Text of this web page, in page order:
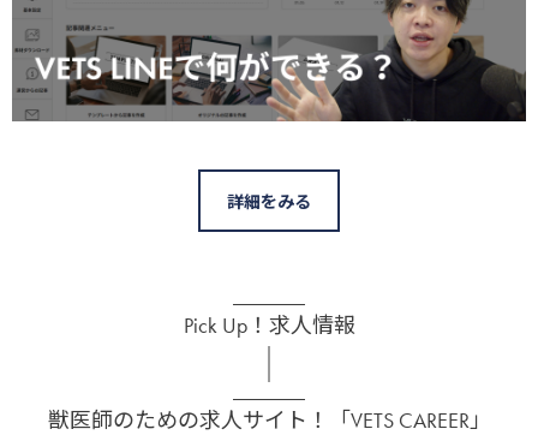
詳細をみる
Pick Up！求人情報
獣医師のための求人サイト！「VETS CAREER」